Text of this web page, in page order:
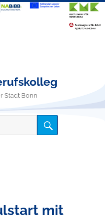
Stadt Bonn
SUCHE
mit